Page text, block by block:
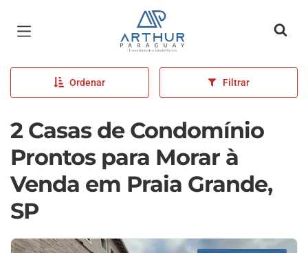
Página inicial
Ordenar Filtrar
2 Casas de Condomínio
Prontos para Morar à
Venda em Praia Grande,
SP